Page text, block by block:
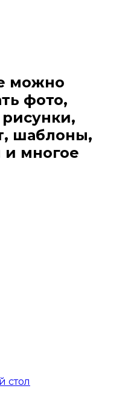
можно
фото,
шаблоны,
и многое
стол